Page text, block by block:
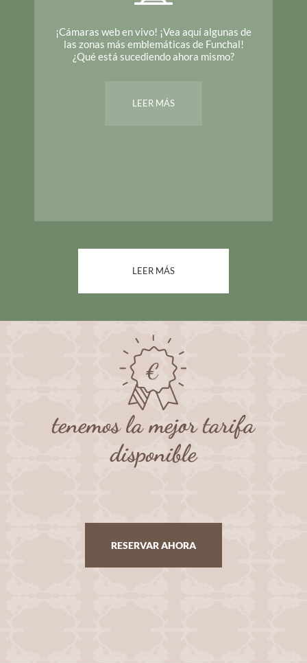
¡Cámaras web en vivo! ¡Vea aquí algunas de
las zonas más emblemáticas de Funchal!
¿Qué está sucediendo ahora mismo?
LEER MÁS
LEER MÁS
tenemos la mejor tarifa
disponible
RESERVAR AHORA